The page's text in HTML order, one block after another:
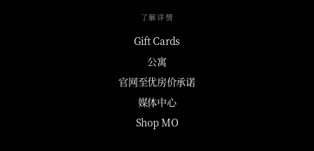
了解详情
Gift Cards
公寓
官网至优房价承诺
媒体中心
Shop MO